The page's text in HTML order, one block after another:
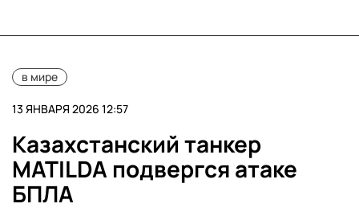
в мире
13 ЯНВАРЯ 2026 12:57
Казахстанский танкер
MATILDA подвергся атаке
БПЛА